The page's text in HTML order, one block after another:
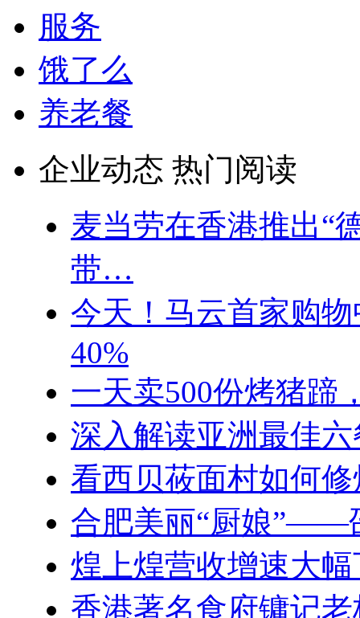
服务
饿了么
养老餐
企业动态 热门阅读
麦当劳在香港推出“
带…
今天！马云首家购
40%
一天卖500份烤猪蹄
深入解读亚洲最佳
看西贝莜面村如何
合肥美丽“厨娘”——
煌上煌营收增速大
香港著名食府镛记